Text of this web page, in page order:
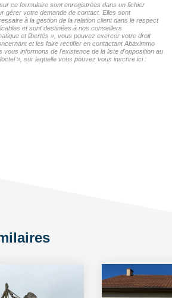
ce formulaire sont enregistrées dans un fichier
gérer votre demande de contact. Elles sont
à la gestion de la relation client dans le respect
et sont destinées à nos conseillers
et libertés », vous pouvez exercer votre droit
et les faire rectifier en contactant Abaximmo
vous informons de l'existence de la liste d'opposition au
», sur laquelle vous pouvez vous inscrire ici :